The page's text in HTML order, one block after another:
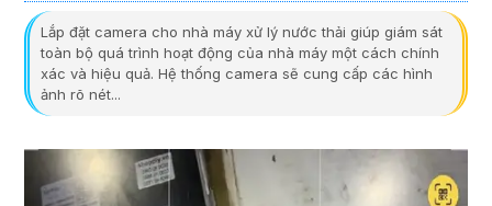
Lắp đặt camera cho nhà máy xử lý nước thải giúp giám sát
toàn bộ quá trình hoạt động của nhà máy một cách chính
xác và hiệu quả. Hệ thống camera sẽ cung cấp các hình
ảnh rõ nét...